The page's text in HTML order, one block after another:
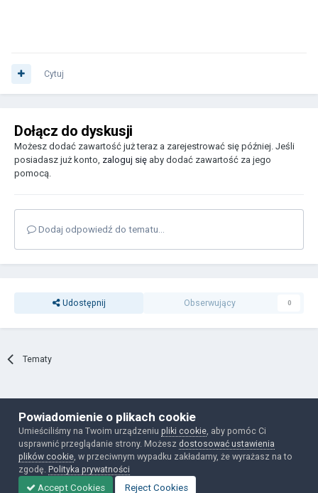
Cytuj
Dołącz do dyskusji
Możesz dodać zawartość już teraz a zarejestrować się później. Jeśli
posiadasz już konto, zaloguj się aby dodać zawartość za jego
pomocą.
Dodaj odpowiedź do tematu...
Udostępnij Obserwujący 0
Tematy
mokkaforum.pl
Powered by Invision Community
Powiadomienie o plikach cookie
Umieściliśmy na Twoim urządzeniupliki cookie , aby pomóc Ci
usprawnić przeglądanie strony. Możesz dostosować ustawienia
plików cookie , w przeciwnym wypadku zakładamy, że wyrażasz na to
zgodę.Polityka prywatności
Accept Cookies
Reject Cookies